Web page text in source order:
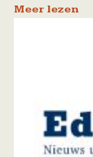
Meer lezen